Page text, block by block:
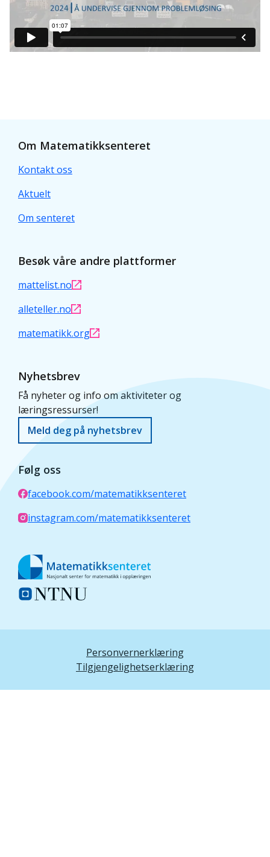
Om Matematikksenteret
Kontakt oss
Aktuelt
Om senteret
Besøk våre andre plattformer
mattelist.no
alleteller.no
matematikk.org
Nyhetsbrev
Få nyheter og info om aktiviteter og
læringsressurser!
Meld deg på nyhetsbrev
Følg oss
facebook.com/matematikksenteret
instagram.com/matematikksenteret
Personvernerklæring
Tilgjengelighetserklæring